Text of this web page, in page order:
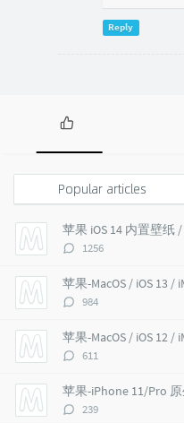
Reply
P
p
u
l
a
r
a
r
t
i
c
l
e
s
Popular articles
苹果 iOS 14 内置壁纸
评
数：
1256
苹果-MacOS / iOS 13 /
评
数：
984
苹果-MacOS / iOS 12 /
评
数：
611
苹果-iPhone 11/Pro
评
239